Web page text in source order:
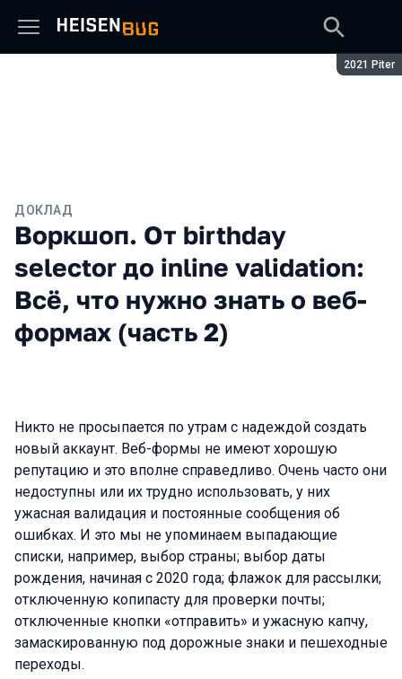
Сезон:
2021 Piter
ДОКЛАД
Воркшоп. От birthday
selector до inline validation:
Всё, что нужно знать о веб-
формах (часть 2)
Никто не просыпается по утрам с надеждой создать
новый аккаунт. Веб-формы не имеют хорошую
репутацию и это вполне справедливо. Очень часто они
недоступны или их трудно использовать, у них
ужасная валидация и постоянные сообщения об
ошибках. И это мы не упоминаем выпадающие
списки, например, выбор страны; выбор даты
рождения, начиная с 2020 года; флажок для рассылки;
отключенную копипасту для проверки почты;
отключенные кнопки «отправить» и ужасную капчу,
замаскированную под дорожные знаки и пешеходные
переходы.